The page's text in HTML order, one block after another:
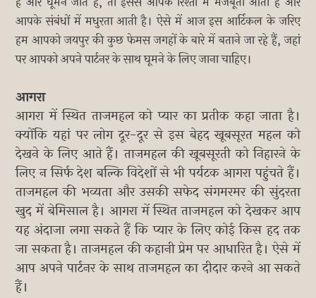
आपके संबंधों में मधुरता आती है। ऐसे में आज इस आर्टिकल के जरिए
हम आपको जयपुर की कुछ फेमस जगहों के बारे में बताने जा रहे हैं, जहां
पर आपको अपने पार्टनर के साथ घूमने के लिए जाना चाहिए।
आगरा
आगरा में स्थित ताजमहल को प्यार का प्रतीक कहा जाता है।
क्योंकि यहां पर लोग दूर-दूर से इस बेहद खूबसूरत महल को
देखने के लिए आते हैं। ताजमहल की खूबसूरती को निहारने के
लिए न सिर्फ देश बल्कि विदेशों से भी पर्यटक आगरा पहुंचते हैं।
ताजमहल की भव्यता और उसकी सफेद संगमरमर की सुंदरता
खुद में बेमिसाल है। आगरा में स्थित ताजमहल को देखकर आप
यह अंदाजा लगा सकते हैं कि प्यार के लिए कोई किस हद तक
जा सकता है। ताजमहल की कहानी प्रेम पर आधारित है। ऐसे में
आप अपने पार्टनर के साथ ताजमहल का दीदार करने आ सकते
हैं।